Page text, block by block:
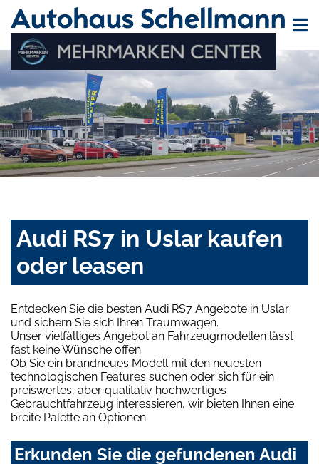
Audi RS7 in Uslar kaufen
oder leasen
Entdecken Sie die besten Audi RS7 Angebote in Uslar
und sichern Sie sich Ihren Traumwagen.
Unser vielfältiges Angebot an Fahrzeugmodellen lässt
fast keine Wünsche offen.
Ob Sie ein brandneues Modell mit den neuesten
technologischen Features suchen oder sich für ein
preiswertes, aber qualitativ hochwertiges
Gebrauchtfahrzeug interessieren, wir bieten Ihnen eine
breite Palette an Optionen.
Erkunden Sie die gefundenen Audi